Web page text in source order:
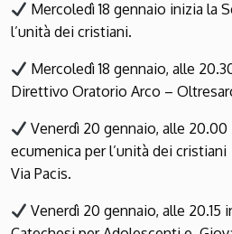
Mercoledì 18 gennaio inizia la
l’unità dei cristiani.
Mercoledì 18 gennaio, alle
Direttivo Oratorio Arco –
Venerdì 20 gennaio, alle
ecumenica per l’unità dei
Via Pacis.
Venerdì 20 gennaio, alle 20.15